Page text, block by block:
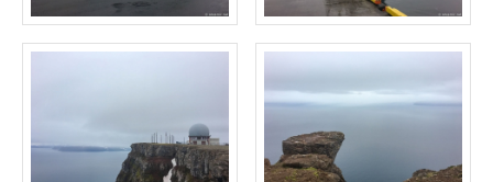
МЕТА
Лента комментариев